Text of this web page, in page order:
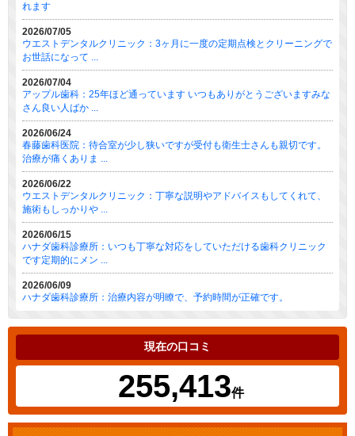
れます
2026/07/05
ウエストデンタルクリニック：3ヶ月に一度の定期点検とクリーニングで
お世話になって ...
2026/07/04
アップル歯科：25年ほど通っています いつもありがとうございますみな
さん良い人ばか ...
2026/06/24
春藤歯科医院：待合室が少し狭いですが受付も衛生士さんも親切です。
治療が痛くありま ...
2026/06/22
ウエストデンタルクリニック：丁寧な説明やアドバイスもしてくれて、
施術もしっかりや ...
2026/06/15
ハナダ歯科診療所：いつも丁寧な対応をしていただける歯科クリニック
です定期的にメン ...
2026/06/09
ハナダ歯科診療所：治療内容が明瞭で、予約時間が正確です。
現在の口コミ
255,413件